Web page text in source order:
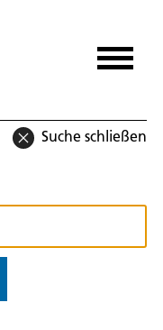
Suche schließen